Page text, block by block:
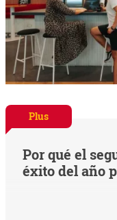
Plus
Por qué el
éxito del año